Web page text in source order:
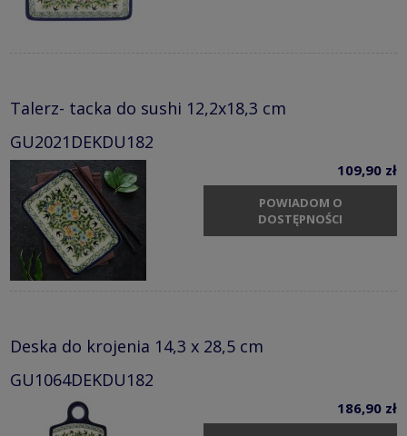
Talerz- tacka do sushi 12,2x18,3 cm
GU2021DEKDU182
109,90 zł
POWIADOM O
DOSTĘPNOŚCI
Deska do krojenia 14,3 x 28,5 cm
GU1064DEKDU182
186,90 zł